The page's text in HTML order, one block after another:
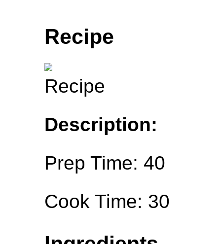
Recipe
Description:
Prep Time: 40
Cook Time: 30